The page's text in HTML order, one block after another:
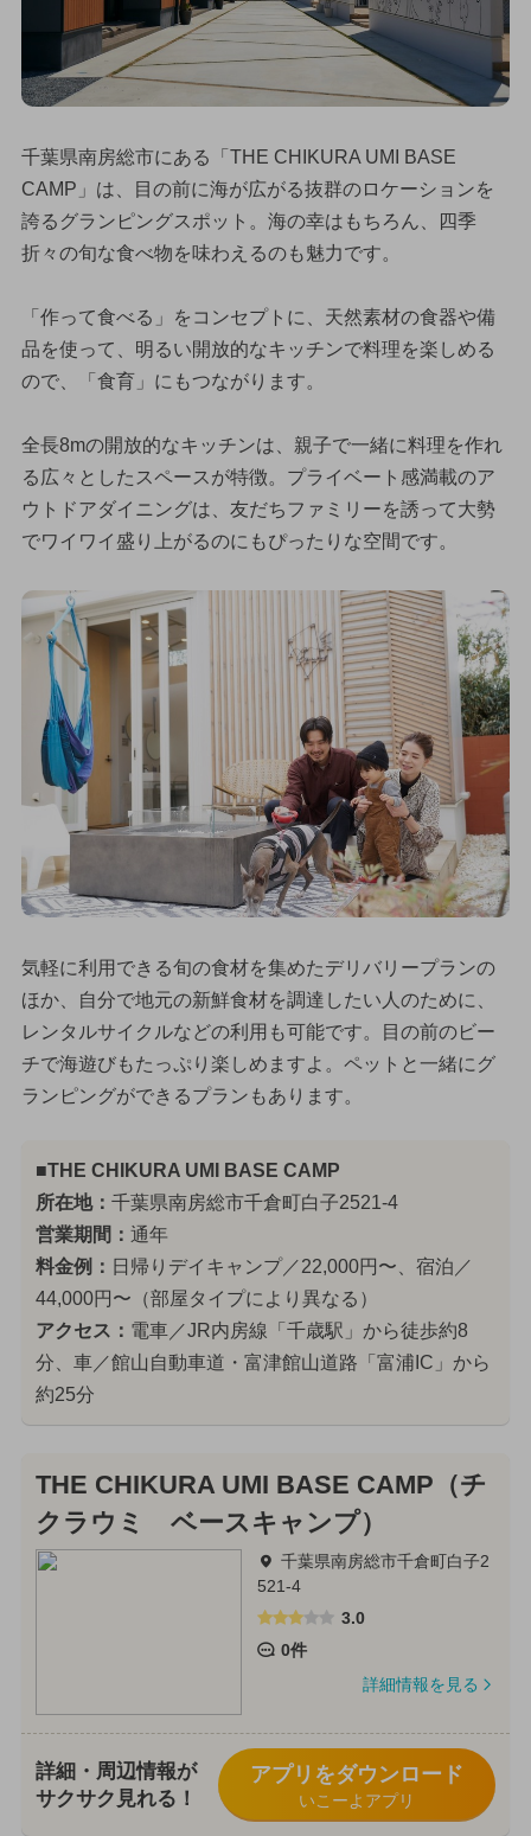
千葉県南房総市にある「THE CHIKURA UMI BASE
CAMP」は、目の前に海が広がる抜群のロケーションを
誇るグランピングスポット。海の幸はもちろん、四季
折々の旬な食べ物を味わえるのも魅力です。
「作って食べる」をコンセプトに、天然素材の食器や備
品を使って、明るい開放的なキッチンで料理を楽しめる
ので、「食育」にもつながります。
全長8mの開放的なキッチンは、親子で一緒に料理を作れ
る広々としたスペースが特徴。プライベート感満載のア
ウトドアダイニングは、友だちファミリーを誘って大勢
でワイワイ盛り上がるのにもぴったりな空間です。
気軽に利用できる旬の食材を集めたデリバリープランの
ほか、自分で地元の新鮮食材を調達したい人のために、
レンタルサイクルなどの利用も可能です。目の前のビー
チで海遊びもたっぷり楽しめますよ。ペットと一緒にグ
ランピングができるプランもあります。
■THE CHIKURA UMI BASE CAMP
所在地： 千葉県南房総市千倉町白子2521-4
営業期間： 通年
料金例： 日帰りデイキャンプ／22,000円〜、宿泊／
44,000円〜（部屋タイプにより異なる）
アクセス： 電車／JR内房線「千歳駅」から徒歩約8
分、車／館山自動車道・富津館山道路「富浦IC」から
約25分
THE CHIKURA UMI BASE CAMP（チ
クラウミ ベースキャンプ）
千葉県南房総市千倉町白子2
521-4
3.0
0件
詳細情報を見る
詳細・周辺情報が
サクサク見れる！
アプリをダウンロード
いこーよアプリ